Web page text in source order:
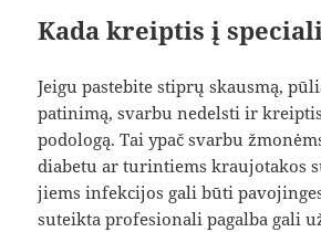
Kada kreiptis į
Jeigu pastebite stiprų skausmą,
patinimą, svarbu nedelsti ir
podologą. Tai ypač svarbu
diabetu ar turintiems kraujotakos
jiems infekcijos gali būti
suteikta profesionali pagalba gali